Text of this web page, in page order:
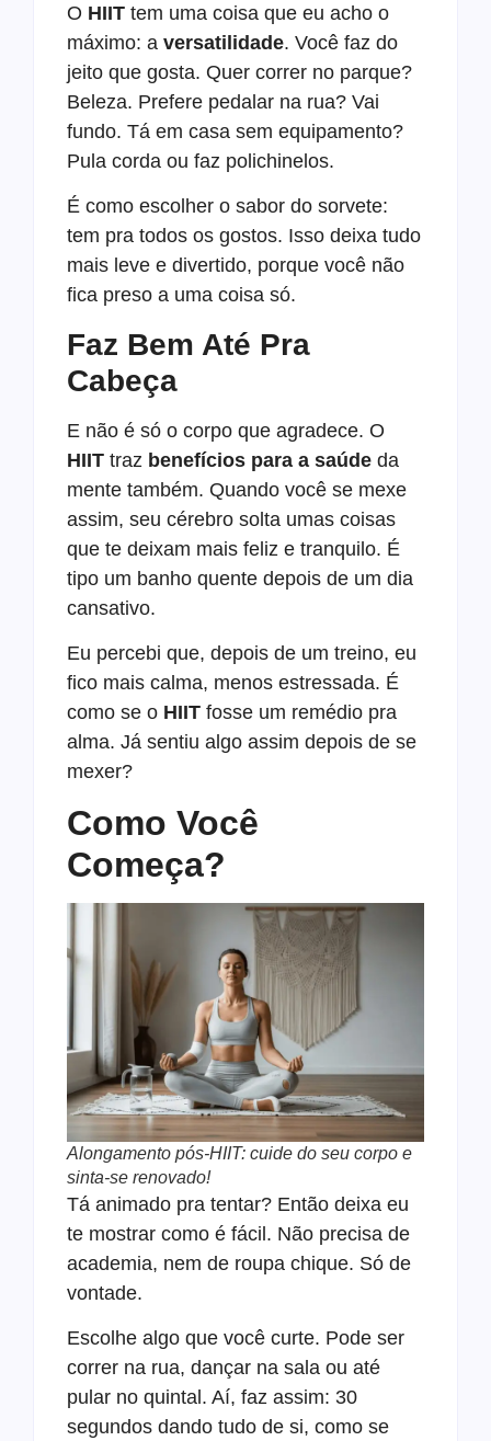
O HIIT tem uma coisa que eu acho o
máximo: a versatilidade. Você faz do
jeito que gosta. Quer correr no parque?
Beleza. Prefere pedalar na rua? Vai
fundo. Tá em casa sem equipamento?
Pula corda ou faz polichinelos.
É como escolher o sabor do sorvete:
tem pra todos os gostos. Isso deixa tudo
mais leve e divertido, porque você não
fica preso a uma coisa só.
Faz Bem Até Pra
Cabeça
E não é só o corpo que agradece. O
HIIT traz benefícios para a saúde da
mente também. Quando você se mexe
assim, seu cérebro solta umas coisas
que te deixam mais feliz e tranquilo. É
tipo um banho quente depois de um dia
cansativo.
Eu percebi que, depois de um treino, eu
fico mais calma, menos estressada. É
como se o HIIT fosse um remédio pra
alma. Já sentiu algo assim depois de se
mexer?
Como Você
Começa?
Alongamento pós-HIIT: cuide do seu corpo e
sinta-se renovado!
Tá animado pra tentar? Então deixa eu
te mostrar como é fácil. Não precisa de
academia, nem de roupa chique. Só de
vontade.
Escolhe algo que você curte. Pode ser
correr na rua, dançar na sala ou até
pular no quintal. Aí, faz assim: 30
segundos dando tudo de si, como se